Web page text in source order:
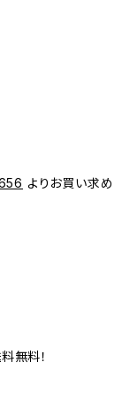
よりお買い求め
無料！